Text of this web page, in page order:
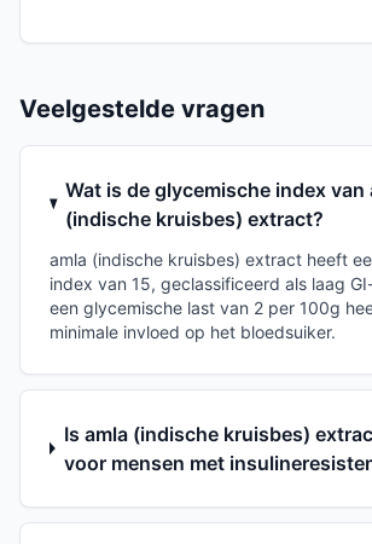
Veelgestelde vragen
Wat is de glycemische index van
(indische kruisbes) extract?
amla (indische kruisbes) extract heeft
index van 15, geclassificeerd als laag
een glycemische last van 2 per 100g
minimale invloed op het bloedsuiker.
Is amla (indische kruisbes)
voor mensen met